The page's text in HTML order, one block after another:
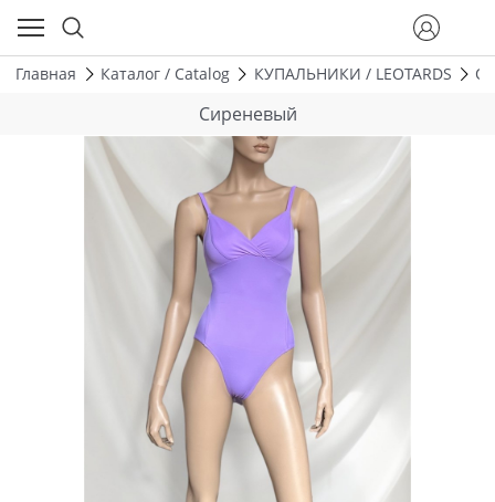
Главная Каталог / Catalog КУПАЛЬНИКИ / LEOTARDS
Сиреневый